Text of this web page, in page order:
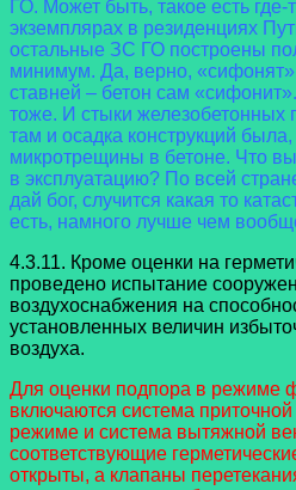
ГО. Может быть, такое есть
экземплярах в резиденциях
остальные ЗС ГО построены
минимум. Да, верно,
ставней – бетон сам
тоже. И стыки железобетонных
там и осадка конструкций
микротрещины в бетоне. Что
в эксплуатацию? По всей
дай бог, случится какая то
есть, намного лучше чем
4.3.11. Кроме оценки на
проведено испытание
воздухоснабжения на
установленных величин
воздуха.
Для оценки подпора в режиме
включаются система
режиме и система вытяжной
соответствующие
открыты, а клапаны